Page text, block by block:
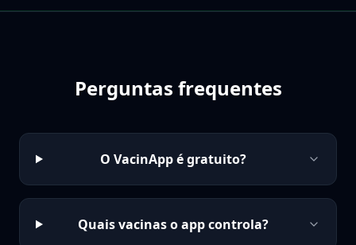
Perguntas frequentes
O VacinApp é gratuito?
Quais vacinas o app controla?